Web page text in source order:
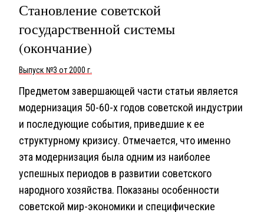
Становление советской
государственной системы
(окончание)
Выпуск №3 от 2000 г.
Предметом завершающей части статьи является
модернизация 50-60-х годов советской индустрии
и последующие события, приведшие к ее
структурному кризису. Отмечается, что именно
эта модернизация была одним из наиболее
успешных периодов в развитии советского
народного хозяйства. Показаны особенности
советской мир-экономики и специфические